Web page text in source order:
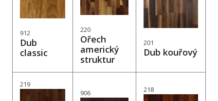
912
Dub
classic
220
Ořech
americký
struktur
201
Dub kouřový
219
906 218